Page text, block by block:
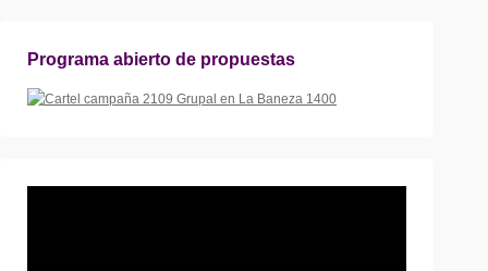
Programa abierto de propuestas